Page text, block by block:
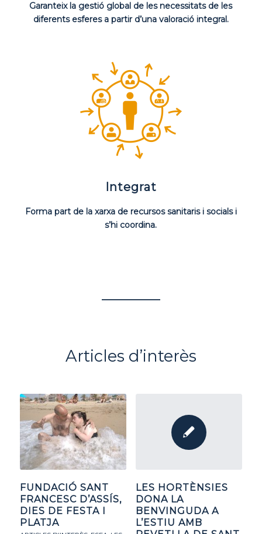
Garanteix la gestió global de les necessitats de les
diferents esferes a partir d’una valoració integral.
Integrat
Forma part de la xarxa de recursos sanitaris i socials i
s’hi coordina.
Articles d’interès
FUNDACIÓ SANT
FRANCESC D’ASSÍS,
DIES DE FESTA I
PLATJA
LES HORTÈNSIES
DONA LA
BENVINGUDA A
L’ESTIU AMB